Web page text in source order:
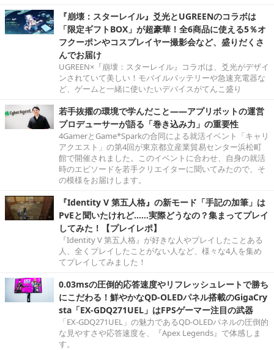
『崩壊：スターレイル』爻光とUGREENのコラボは
「限定ギフトBOX」が超豪華！全6商品に使える5％オ
フクーポンやコスプレイヤー撮影会など、盛りだくさ
んでお届け
UGREEN×『崩壊：スターレイル』コラボは、爻光がデザイ
ンされていて美しい！モバイルバッテリーや急速充電器な
ど、ゲームと一緒に使いたいデバイスがてんこ盛り
若手抜擢の環境で学んだこと――アプリボットの運営
プロデューサーが語る「巻き込み力」の重要性
4GamerとGame*Sparkの合同による就活イベント「キャリ
アクエスト」の第4回が東京都立産業貿易センター浜松町
館で開催されました。このイベントに合わせ、自身の就活
時のエピソードを若手クリエイターに聞いてみたので、そ
の模様をお届けします。
『Identity V 第五人格』の新モード「手記の加筆」は
PvEと聞いたけれど……実際どうなの？集まってプレイ
してみた！【プレイレポ】
『Identity V 第五人格』が好きな人やプレイしたことある
人、全くプレイしたことがない人など、様々な4人を集め
てプレイしてみました！
0.03msの圧倒的応答速度やリフレッシュレートで勝ち
にこだわる！鮮やかなQD-OLEDパネル搭載のGigaCry
sta「EX-GDQ271UEL」はFPSゲーマー注目の武器
「EX-GDQ271UEL」の魅力であるQD-OLEDパネルの圧倒的
な見やすさや応答速度を、『Apex Legends』で体感しま
す。